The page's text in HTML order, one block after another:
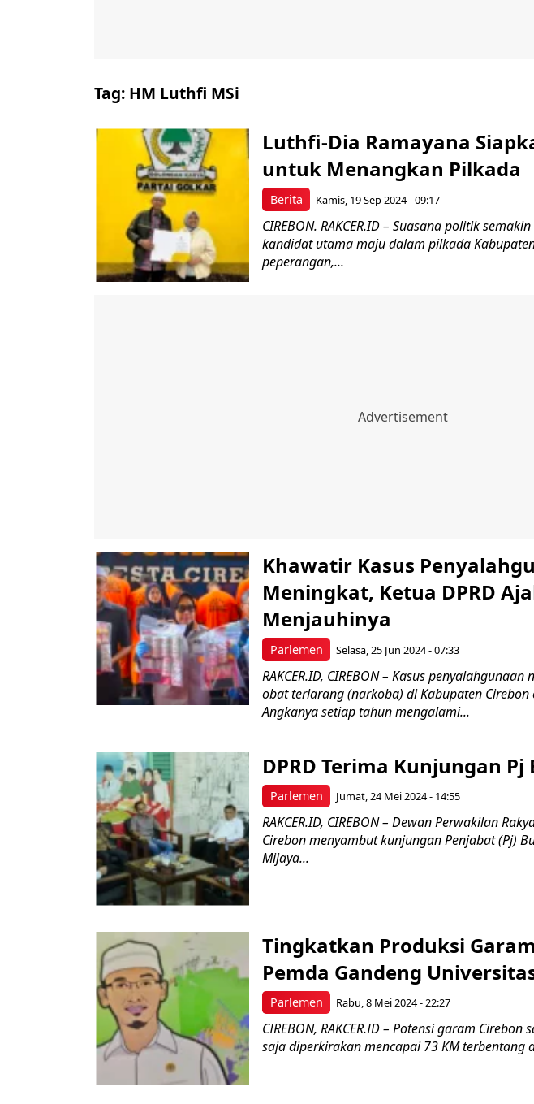
Tag: HM Luthfi MSi
Berita
Luthfi-Dia Ramayana
untuk Menangkan Pilkada
Kamis, 19 Sep 2024 - 09:17
CIREBON. RAKCER.ID – Suasana politik
kandidat utama maju dalam pilkada
peperangan,...
Parlemen
Khawatir Kasus
Meningkat, Ketua DPRD
Menjauhinya
Selasa, 25 Jun 2024 - 07:33
RAKCER.ID, CIREBON – Kasus
obat terlarang (narkoba) di Kabupaten
Angkanya setiap tahun mengalami...
Parlemen
DPRD Terima Kunjungan
Jumat, 24 Mei 2024 - 14:55
RAKCER.ID, CIREBON – Dewan Perwakilan
Cirebon menyambut kunjungan Penjabat (Pj)
Mijaya...
Parlemen
Tingkatkan Produksi
Pemda Gandeng
Rabu, 8 Mei 2024 - 22:27
CIREBON, RAKCER.ID – Potensi garam
saja diperkirakan mencapai 73 KM terbentang